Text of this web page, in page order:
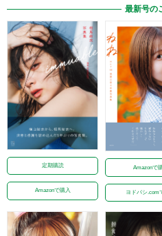
最新号の
定期購読
Amazonで購入
Amazonで
ヨドバシ.com